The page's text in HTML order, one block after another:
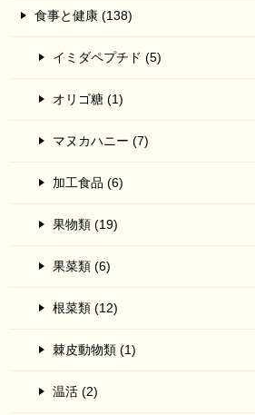
食事と健康 (138)
イミダペプチド (5)
オリゴ糖 (1)
マヌカハニー (7)
加工食品 (6)
果物類 (19)
果菜類 (6)
根菜類 (12)
棘皮動物類 (1)
温活 (2)